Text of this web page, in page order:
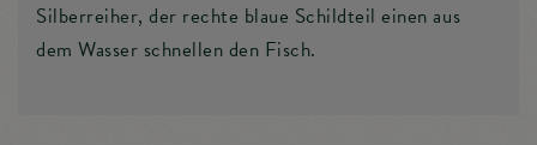
Silberreiher, der rechte blaue Schildteil einen aus
dem Wasser schnellen den Fisch.